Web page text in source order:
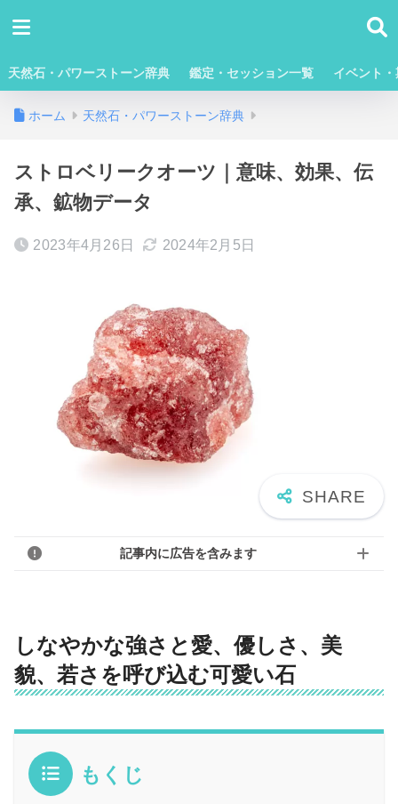
天然石・パワーストーン辞典 鑑定・セッション一覧 イベント
ホーム 天然石・パワーストーン辞典
ストロベリークオーツ｜意味、効果、伝
承、鉱物データ
2023年4月26日 2024年2月5日
記事内に広告を含みます
しなやかな強さと愛、優しさ、美
貌、若さを呼び込む可愛い石
もくじ